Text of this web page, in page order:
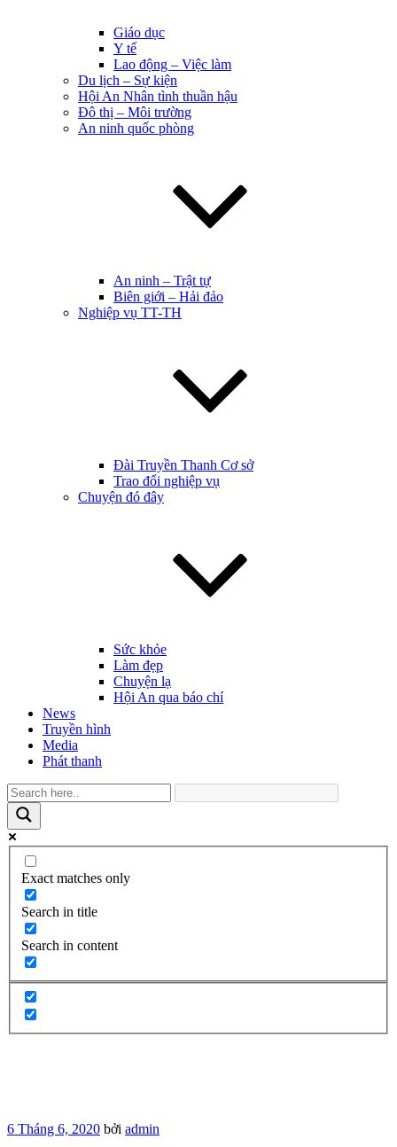
Giáo dục
Y tế
Lao động – Việc làm
Du lịch – Sự kiện
Hội An Nhân tình thuần hậu
Đô thị – Môi trường
An ninh quốc phòng
An ninh – Trật tự
Biên giới – Hải đảo
Nghiệp vụ TT-TH
Đài Truyền Thanh Cơ sở
Trao đổi nghiệp vụ
Chuyện đó đây
Sức khỏe
Làm đẹp
Chuyện lạ
Hội An qua báo chí
News
Truyền hình
Media
Phát thanh
Exact matches only
Search in title
Search in content
Đăng
6 Tháng 6, 2020 bởi admin